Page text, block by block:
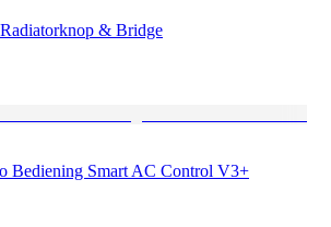
& Bridge
Bediening Smart AC Control V3+